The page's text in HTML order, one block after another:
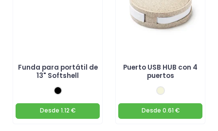
Funda para portátil de
13" Softshell
Desde 1.12 €
Puerto USB HUB con 4
puertos
Desde 0.61 €